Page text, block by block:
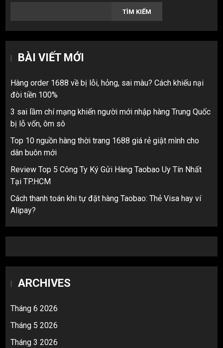
TÌM KIẾM
BÀI VIẾT MỚI
Hàng order 1688 về bị lỗi, hỏng, sai màu? Cách khiếu nại
đòi tiền 100%
3 sai lầm chí mạng khiến người mới nhập hàng Trung Quốc
bị lỗ vốn, ôm sô
Top 10 nguồn hàng thời trang 1688 giá rẻ giật mình cho
dân buôn mới
Review Top 5 Công Ty Ký Gửi Hàng Taobao Uy Tín Nhất
Tại TP.HCM
Cách thanh toán khi tự đặt hàng Taobao: Thẻ Visa hay ví
Alipay?
ARCHIVES
Tháng 6 2026
Tháng 5 2026
Tháng 3 2026